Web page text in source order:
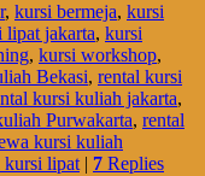
, kursi bermeja, kursi
lipat jakarta, kursi
, kursi workshop,
Bekasi, rental kursi
kursi kuliah jakarta,
Purwakarta, rental
kursi kuliah
kursi lipat | 7 Replies